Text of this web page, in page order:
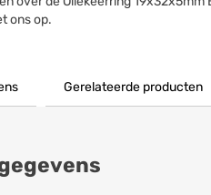
ons op.
Gerelateerde producten